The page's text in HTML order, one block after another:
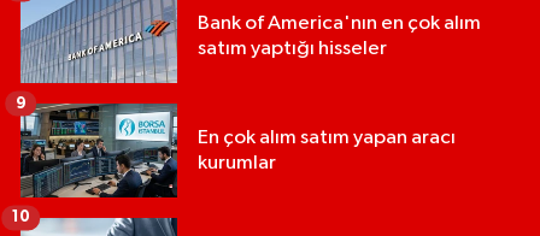
Bank of America'nın en çok alım
satım yaptığı hisseler
En çok alım satım yapan aracı
kurumlar
9
10